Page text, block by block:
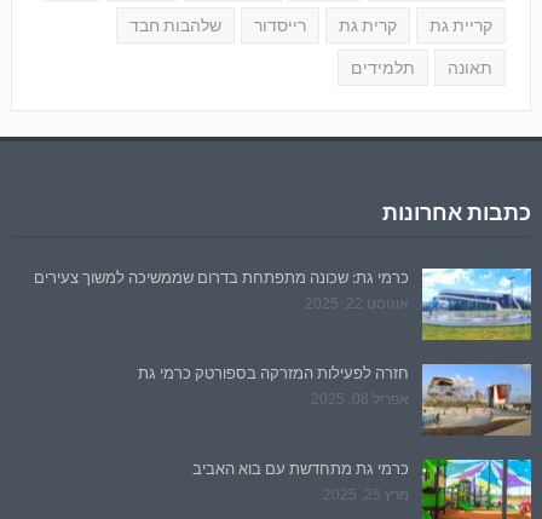
קריית גת קרית גת רייסדור שלהבות חבד
תאונה תלמידים
כתבות אחרונות
כרמי גת: שכונה מתפתחת בדרום שממשיכה למשוך צעירים
אוגוסט 22, 2025
חזרה לפעילות המזרקה בספורטק כרמי גת
אפריל 08, 2025
כרמי גת מתחדשת עם בוא האביב
מרץ 25, 2025